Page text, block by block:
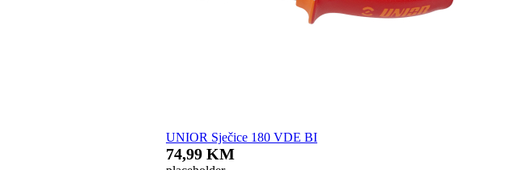
UNIOR Sječice 180 VDE BI
74,99 KM